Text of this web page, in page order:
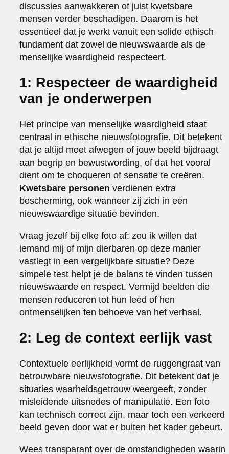
discussies aanwakkeren of juist kwetsbare
mensen verder beschadigen. Daarom is het
essentieel dat je werkt vanuit een solide ethisch
fundament dat zowel de nieuwswaarde als de
menselijke waardigheid respecteert.
1: Respecteer de waardigheid
van je onderwerpen
Het principe van menselijke waardigheid staat
centraal in ethische nieuwsfotografie. Dit betekent
dat je altijd moet afwegen of jouw beeld bijdraagt
aan begrip en bewustwording, of dat het vooral
dient om te choqueren of sensatie te creëren.
Kwetsbare personen verdienen extra
bescherming, ook wanneer zij zich in een
nieuwswaardige situatie bevinden.
Vraag jezelf bij elke foto af: zou ik willen dat
iemand mij of mijn dierbaren op deze manier
vastlegt in een vergelijkbare situatie? Deze
simpele test helpt je de balans te vinden tussen
nieuwswaarde en respect. Vermijd beelden die
mensen reduceren tot hun leed of hen
ontmenselijken ten behoeve van het verhaal.
2: Leg de context eerlijk vast
Contextuele eerlijkheid vormt de ruggengraat van
betrouwbare nieuwsfotografie. Dit betekent dat je
situaties waarheidsgetrouw weergeeft, zonder
misleidende uitsnedes of manipulatie. Een foto
kan technisch correct zijn, maar toch een verkeerd
beeld geven door wat er buiten het kader gebeurt.
Wees transparant over de omstandigheden waarin